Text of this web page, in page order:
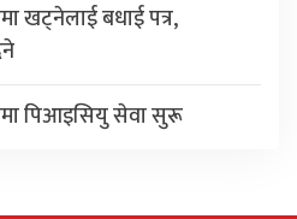
खट्नेलाई बधाई पत्र,
पिआइसियु सेवा सुरू